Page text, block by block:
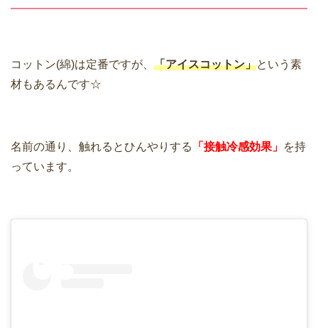
コットン(綿)は定番ですが、 「アイスコットン」という素
材もあるんです☆
名前の通り、触れるとひんやりする 「接触冷感効果」 を持
っています。